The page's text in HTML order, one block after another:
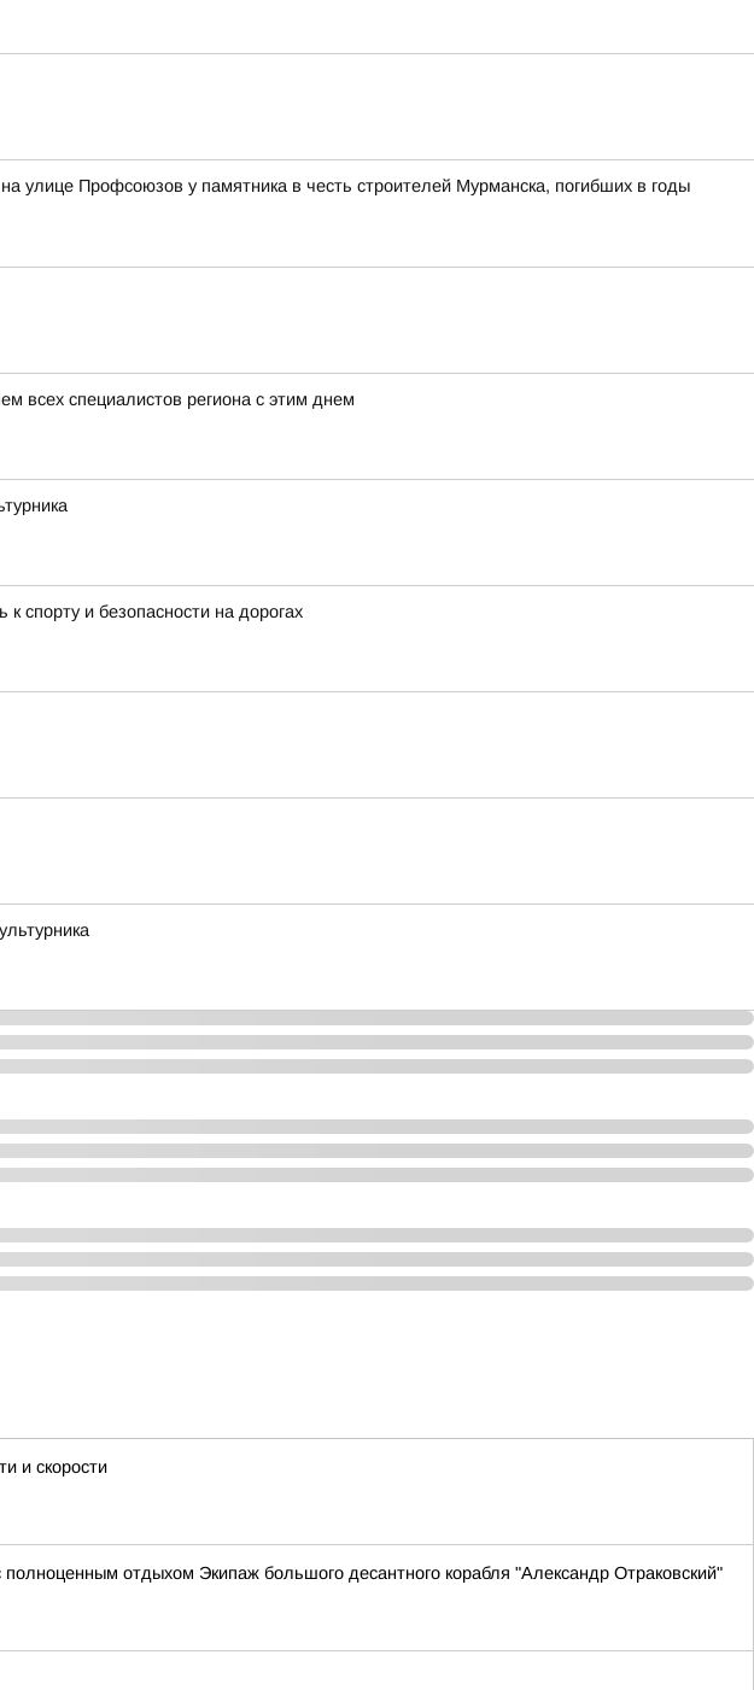
улице Профсоюзов у памятника в честь строителей Мурманска, погибших в годы
всех специалистов региона с этим днем
спорту и безопасности на дорогах
и скорости
отдыхом Экипаж большого десантного корабля "Александр Отраковский"